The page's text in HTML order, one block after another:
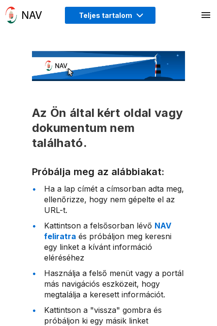
Teljes tartalom
Az Ön által kért oldal vagy
dokumentum nem
található.
Próbálja meg az alábbiakat:
Ha a lap címét a címsorban adta meg,
ellenőrizze, hogy nem gépelte el az
URL-t.
Kattintson a felsősorban lévő NAV
feliratra és próbáljon meg keresni
egy linket a kívánt információ
eléréséhez
Használja a felső menüt vagy a portál
más navigációs eszközeit, hogy
megtalálja a keresett információt.
Kattintson a "vissza" gombra és
próbáljon ki egy másik linket